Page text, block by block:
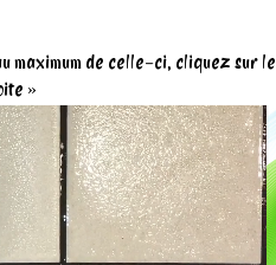
maximum de celle-ci, cliquez sur le
»